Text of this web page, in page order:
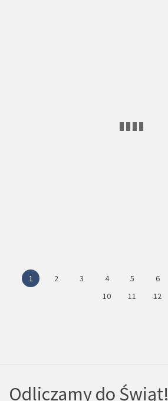
1 2 3 4 5 6
10
11 12
Odliczamy do Świąt!